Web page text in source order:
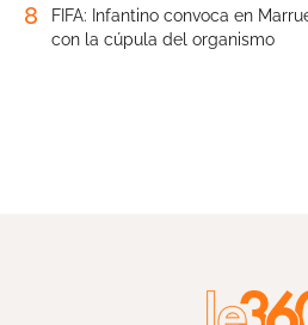
8
FIFA: Infantino convoca en
con la cúpula del organismo